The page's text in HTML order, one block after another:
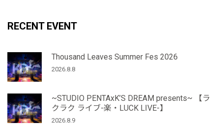
RECENT EVENT
Thousand Leaves Summer Fes 2026
2026.8.8
~STUDIO PENTAxK’S DREAM presents~ 【ラ
クラク ライブ-楽・LUCK LIVE-】
2026.8.9